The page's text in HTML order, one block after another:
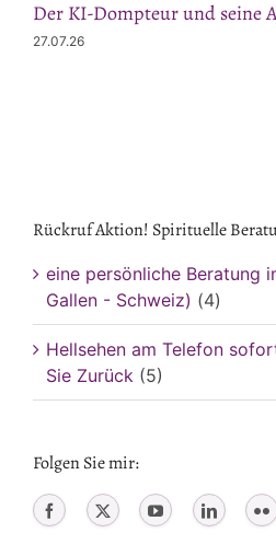
Der KI-Dompteur und seine
27.07.26
Rückruf Aktion! Spirituelle
eine persönliche Beratung
Gallen - Schweiz) (4)
Hellsehen am Telefon
Sie Zurück (5)
Folgen Sie mir: